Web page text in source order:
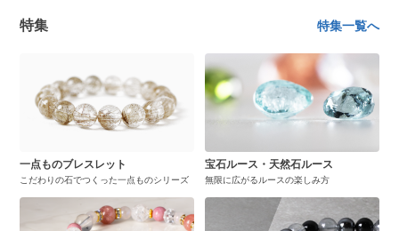
特集 特集一覧へ
一点ものブレスレット
こだわりの石でつくった一点ものシリーズ
宝石ルース・天然石ルース
無限に広がるルースの楽しみ方